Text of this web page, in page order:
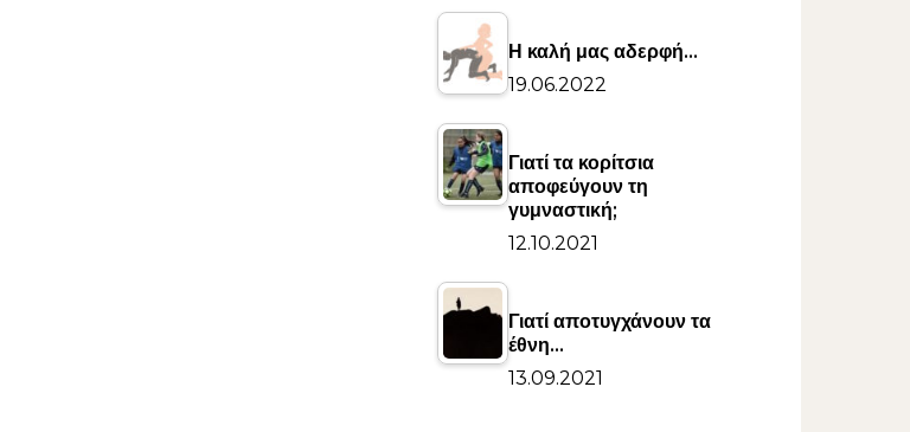
Η καλή μας αδερφή…
19.06.2022
Γιατί τα κορίτσια
αποφεύγουν τη
γυμναστική;
12.10.2021
Γιατί αποτυγχάνουν τα
έθνη…
13.09.2021